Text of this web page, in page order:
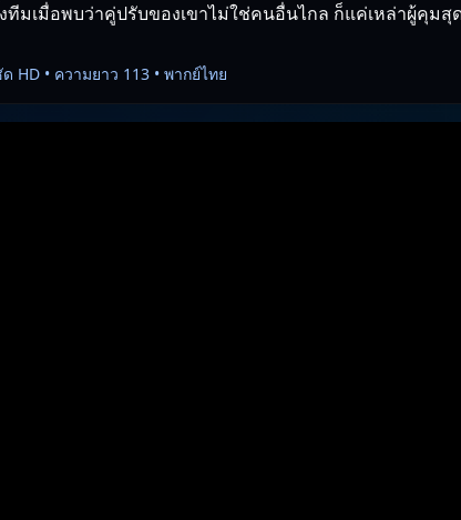
ทีมเมื่อพบว่าคู่ปรับของเขาไม่ใช่คนอื่นไกล ก็แค่เหล่าผู้คุม
HD • ความยาว 113 • พากย์ไทย